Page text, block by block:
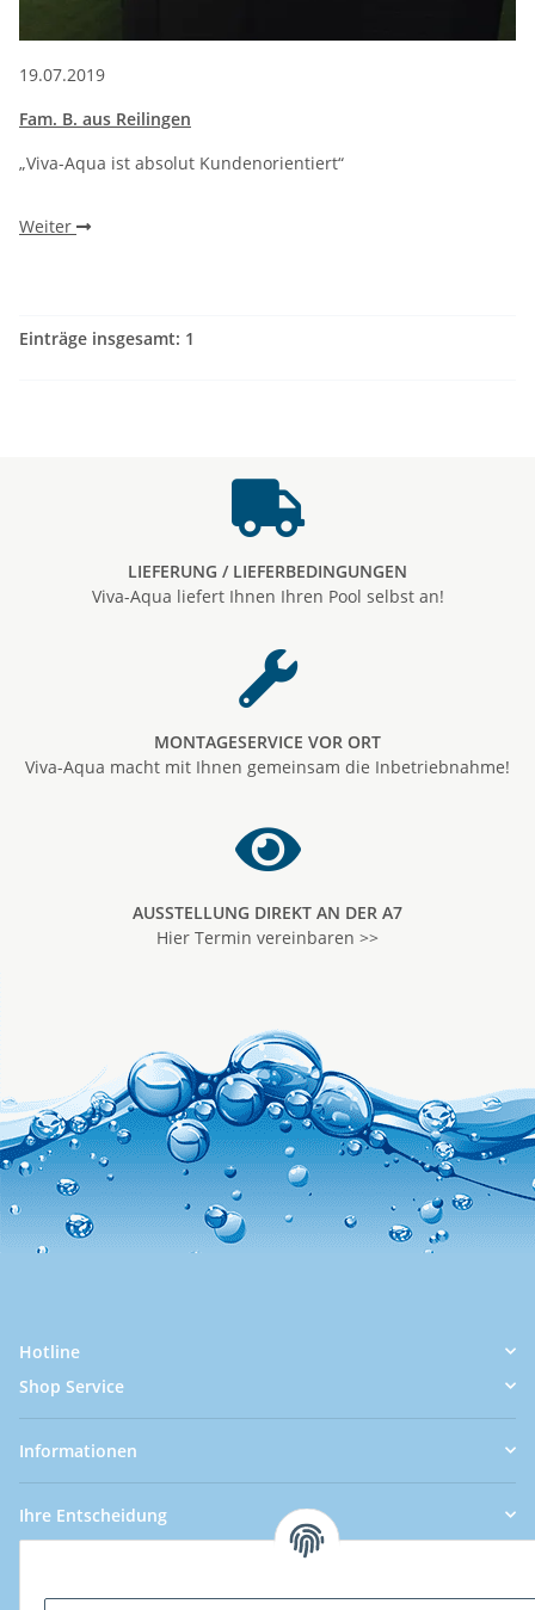
19.07.2019
Fam. B. aus Reilingen
„Viva-Aqua ist absolut Kundenorientiert“
Weiter
Einträge insgesamt: 1
LIEFERUNG / LIEFERBEDINGUNGEN
Viva-Aqua liefert Ihnen Ihren Pool selbst an!
MONTAGESERVICE VOR ORT
Viva-Aqua macht mit Ihnen gemeinsam die Inbetriebnahme!
AUSSTELLUNG DIREKT AN DER A7
Hier Termin vereinbaren >>
Hotline
Shop Service
Informationen
Ihre Entscheidung
SeoSeiten